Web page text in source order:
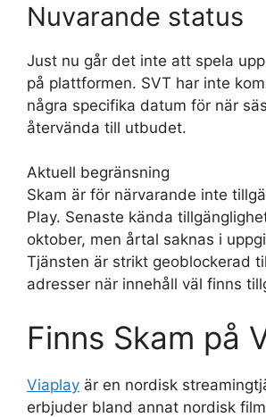
Nuvarande status
Just nu går det inte att spela
på plattformen. SVT har inte
några specifika datum för när
återvända till utbudet.
Aktuell begränsning
Skam är för närvarande inte
Play. Senaste kända
oktober, men årtal saknas i
Tjänsten är strikt geoblockerad
adresser när innehåll väl finns
Finns Skam på
Viaplay är en nordisk
erbjuder bland annat nordisk